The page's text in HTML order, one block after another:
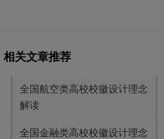
相关文章推荐
全国航空类高校校徽设计理念
解读
全国金融类高校校徽设计理念